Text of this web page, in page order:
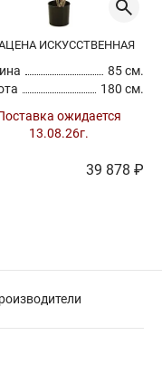
ИСКУССТВЕННАЯ
85 см.
180 см.
ожидается
13.08.26г.
39 878 ₽